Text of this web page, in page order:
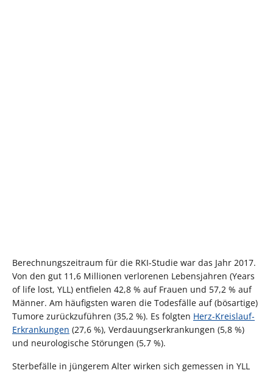
Berechnungszeitraum für die RKI-Studie war das Jahr 2017.
Von den gut 11,6 Millionen verlorenen Lebensjahren (Years
of life lost, YLL) entfielen 42,8 % auf Frauen und 57,2 % auf
Männer. Am häufigsten waren die Todesfälle auf (bösartige)
Tumore zurückzuführen (35,2 %). Es folgten Herz-Kreislauf-
Erkrankungen (27,6 %), Verdauungserkrankungen (5,8 %)
und neurologische Störungen (5,7 %).
Sterbefälle in jüngerem Alter wirken sich gemessen in YLL